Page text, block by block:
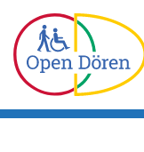
Inhalt
springen